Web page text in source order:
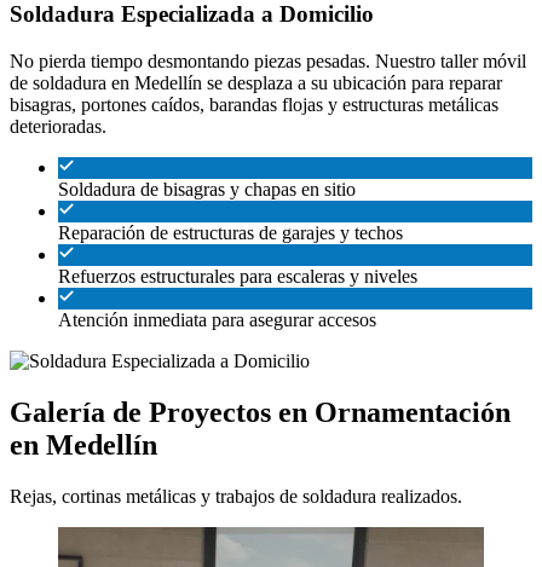
Soldadura Especializada a Domicilio
No pierda tiempo desmontando piezas pesadas. Nuestro taller móvil
de soldadura en Medellín se desplaza a su ubicación para reparar
bisagras, portones caídos, barandas flojas y estructuras metálicas
deterioradas.
Soldadura de bisagras y chapas en sitio
Reparación de estructuras de garajes y techos
Refuerzos estructurales para escaleras y niveles
Atención inmediata para asegurar accesos
Galería de Proyectos en Ornamentación
en Medellín
Rejas, cortinas metálicas y trabajos de soldadura realizados.